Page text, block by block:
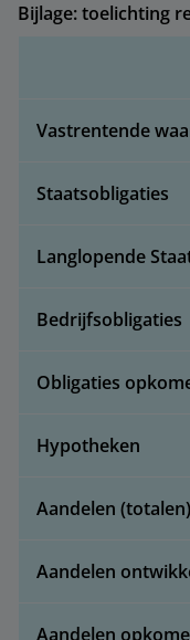
Bijlage: toelichting
Vastrentende
Staatsobligaties
Langlopende
Bedrijfsobligaties
Obligaties
Hypotheken
Aandelen (totalen)
Aandelen
Aandelen